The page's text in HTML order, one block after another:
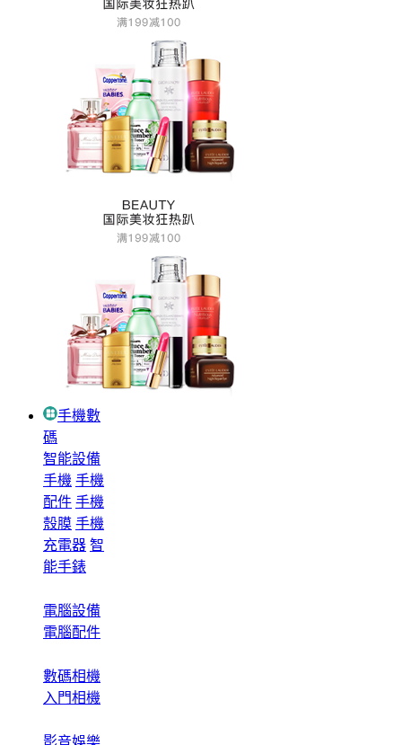
手機數
碼
智能設備
手機 手機
配件 手機
殼膜 手機
充電器 智
能手錶
電腦設備
電腦配件
數碼相機
入門相機
影音娛樂